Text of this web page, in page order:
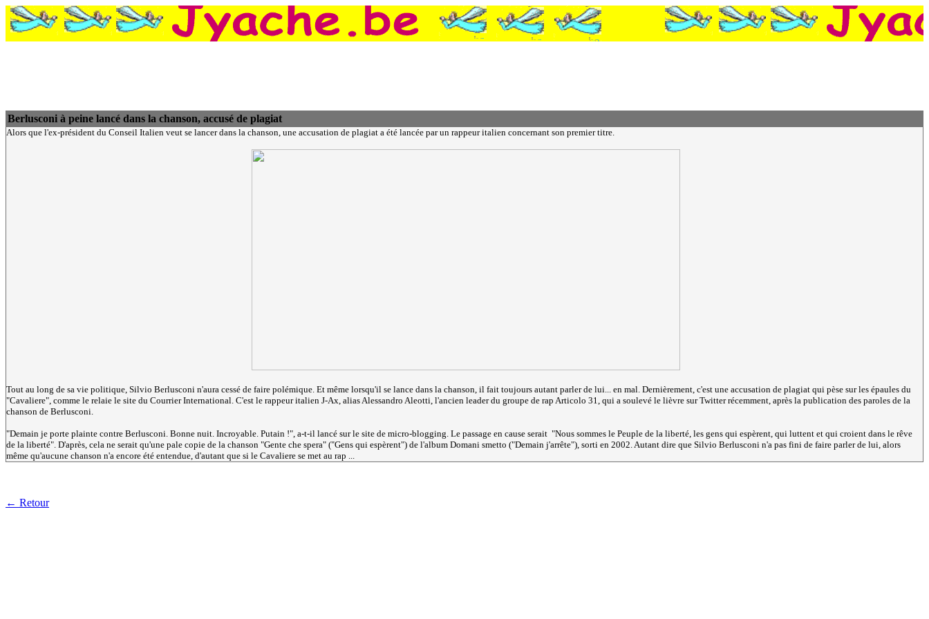
Berlusconi à peine lancé dans la chanson, accusé de plagiat
Alors que l'ex-président du Conseil Italien veut se lancer dans la chanson, une accusation de plagiat a été lancée par un rappeur italien concernant son premier titre.
Tout au long de sa vie politique, Silvio Berlusconi n'aura cessé de faire polémique. Et même lorsqu'il se lance dans la chanson, il fait toujours autant parler de lui... en mal. Dernièrement, c'est une accusation de plagiat qui pèse sur les épaules du
"Cavaliere", comme le relaie le site du Courrier International. C'est le rappeur italien J-Ax, alias Alessandro Aleotti, l'ancien leader du groupe de rap Articolo 31, qui a soulevé le lièvre sur Twitter récemment, après la publication des paroles de la
chanson de Berlusconi.
"Demain je porte plainte contre Berlusconi. Bonne nuit. Incroyable. Putain !", a-t-il lancé sur le site de micro-blogging. Le passage en cause serait "Nous sommes le Peuple de la liberté, les gens qui espèrent, qui luttent et qui croient dans le rêve
de la liberté". D'après, cela ne serait qu'une pale copie de la chanson "Gente che spera" ("Gens qui espèrent") de l'album Domani smetto ("Demain j'arrête"), sorti en 2002. Autant dire que Silvio Berlusconi n'a pas fini de faire parler de lui, alors
même qu'aucune chanson n'a encore été entendue, d'autant que si le Cavaliere se met au rap ...
← Retour